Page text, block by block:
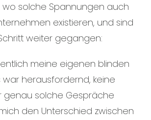
solche Spannungen auch
existieren, und sind
weiter gegangen:
meine eigenen blinden
war herausfordernd, keine
genau solche Gespräche
den Unterschied zwischen